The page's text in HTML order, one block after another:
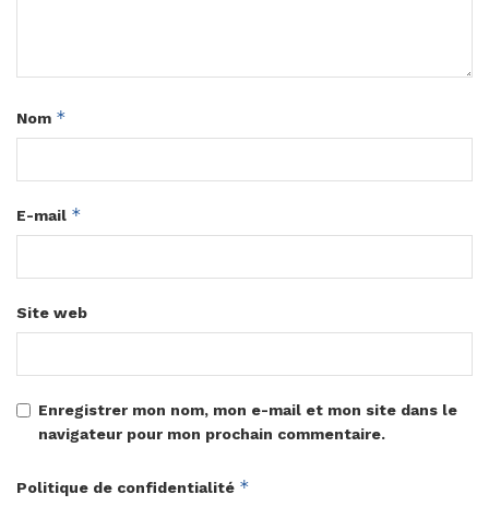
Nom *
E-mail *
Site web
Enregistrer mon nom, mon e-mail et mon site dans le
navigateur pour mon prochain commentaire.
Politique de confidentialité *